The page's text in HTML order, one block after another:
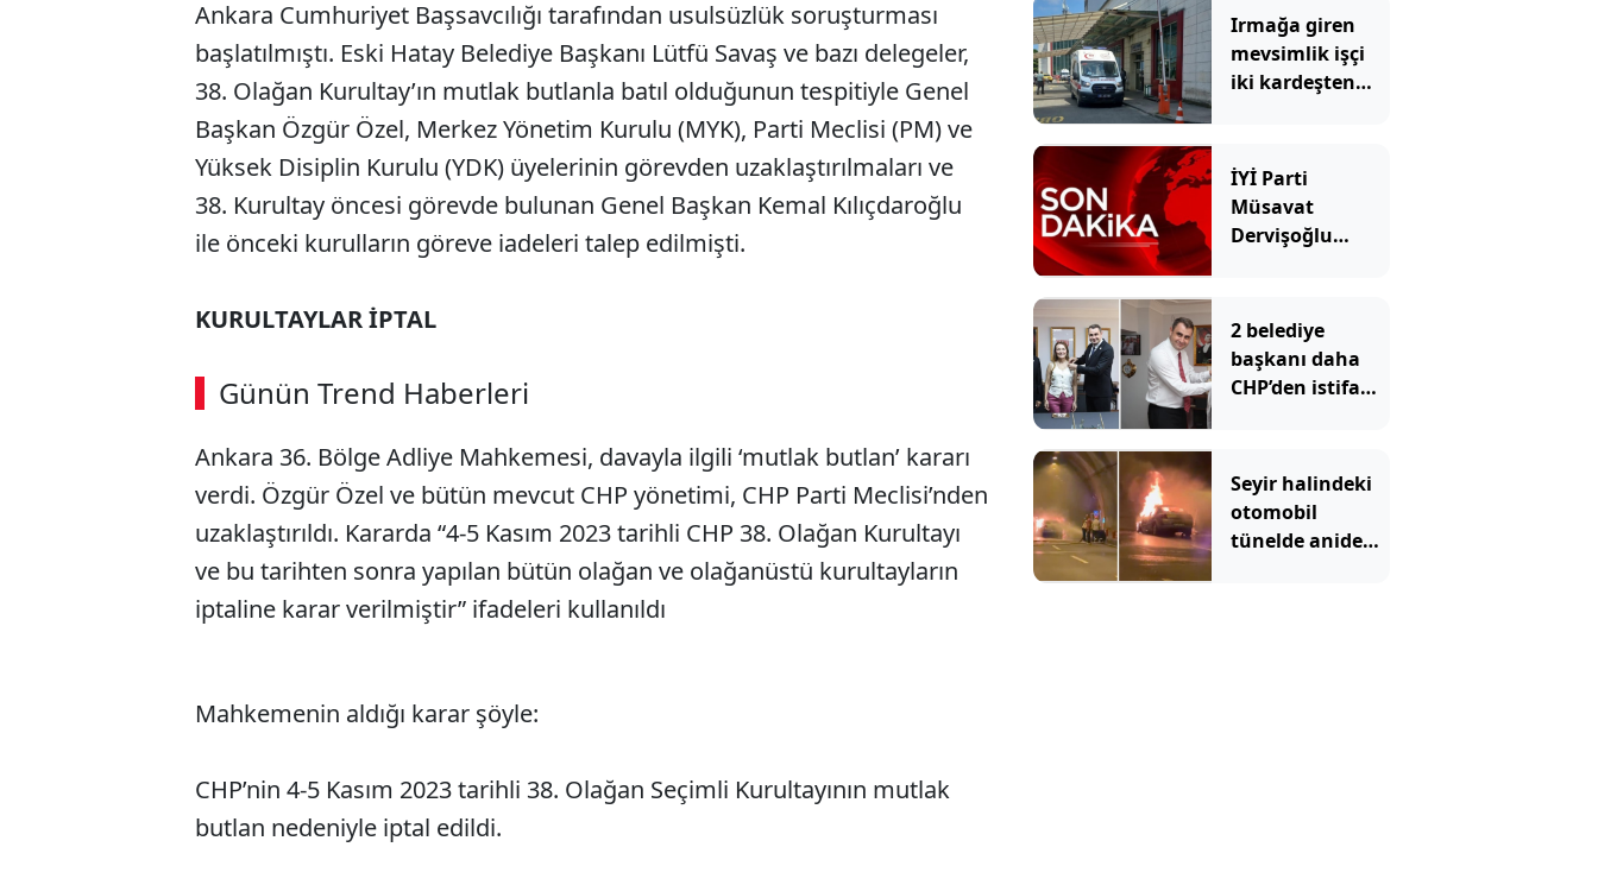
Ankara Cumhuriyet Başsavcılığı tarafından usulsüzlük soruşturması
başlatılmıştı. Eski Hatay Belediye Başkanı Lütfü Savaş ve bazı delegeler,
38. Olağan Kurultay’ın mutlak butlanla batıl olduğunun tespitiyle Genel
Başkan Özgür Özel, Merkez Yönetim Kurulu (MYK), Parti Meclisi (PM) ve
Yüksek Disiplin Kurulu (YDK) üyelerinin görevden uzaklaştırılmaları ve
38. Kurultay öncesi görevde bulunan Genel Başkan Kemal Kılıçdaroğlu
ile önceki kurulların göreve iadeleri talep edilmişti.
KURULTAYLAR İPTAL
Günün Trend Haberleri
Ankara 36. Bölge Adliye Mahkemesi, davayla ilgili ‘mutlak butlan’ kararı
verdi. Özgür Özel ve bütün mevcut CHP yönetimi, CHP Parti Meclisi’nden
uzaklaştırıldı. Kararda “4-5 Kasım 2023 tarihli CHP 38. Olağan Kurultayı
ve bu tarihten sonra yapılan bütün olağan ve olağanüstü kurultayların
iptaline karar verilmiştir” ifadeleri kullanıldı
Mahkemenin aldığı karar şöyle:
CHP’nin 4-5 Kasım 2023 tarihli 38. Olağan Seçimli Kurultayının mutlak
butlan nedeniyle iptal edildi.
Irmağa giren
mevsimlik işçi
iki kardeşten
durumu ağır
İYİ Parti
Müsavat
Dervişoğlu
Komisyonu
hakkında SÖZCÜ
TV'ye konuştu
2 belediye
başkanı daha
CHP’den istifa
katıldılar
Seyir halindeki
otomobil
tünelde aniden